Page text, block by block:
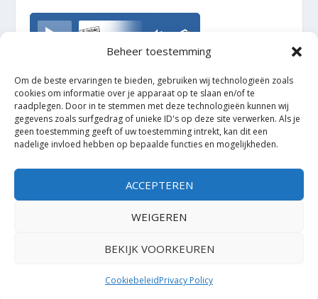
Beheer toestemming
Om de beste ervaringen te bieden, gebruiken wij technologieën zoals
cookies om informatie over je apparaat op te slaan en/of te
raadplegen. Door in te stemmen met deze technologieën kunnen wij
gegevens zoals surfgedrag of unieke ID's op deze site verwerken. Als je
geen toestemming geeft of uw toestemming intrekt, kan dit een
nadelige invloed hebben op bepaalde functies en mogelijkheden.
ACCEPTEREN
WEIGEREN
BEKIJK VOORKEUREN
CookiebeleidPrivacy Policy
TrudoFM
Elegant Themes| Mogelijk gemaakt door